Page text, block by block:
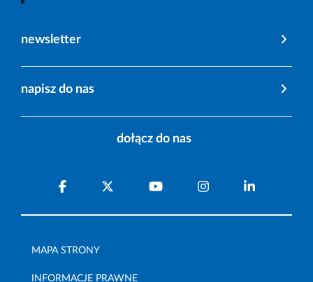
newsletter
napisz do nas
dołącz do nas
MAPA STRONY
INFORMACJE PRAWNE